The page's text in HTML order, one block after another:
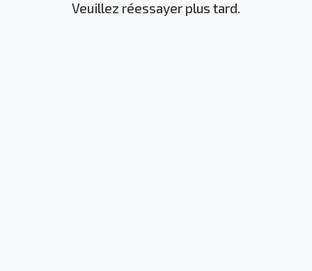
Veuillez réessayer plus tard.